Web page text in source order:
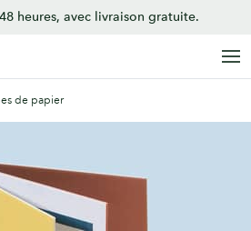
heures, avec livraison gratuite.
de papier